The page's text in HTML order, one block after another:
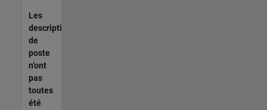
Les
descriptions
de
poste
n’ont
pas
toutes
été